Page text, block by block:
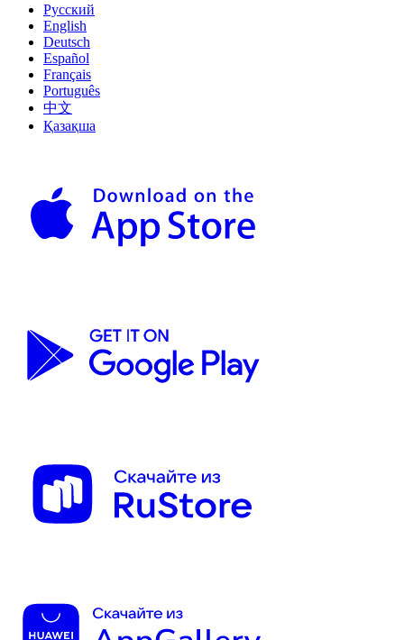
Русский
English
Deutsch
Español
Français
Português
中文
Қазақша